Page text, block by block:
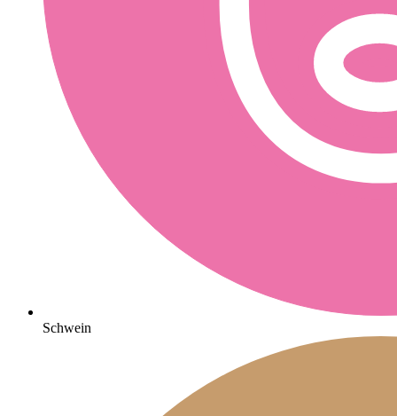
Schwein